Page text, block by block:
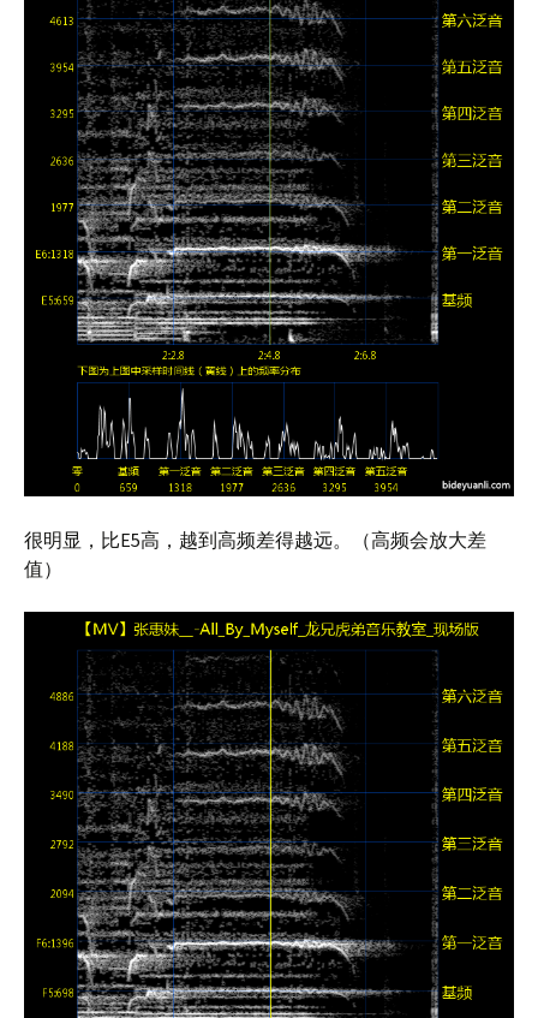
很明显，比E5高，越到高频差得越远。（高频会放大差
值）